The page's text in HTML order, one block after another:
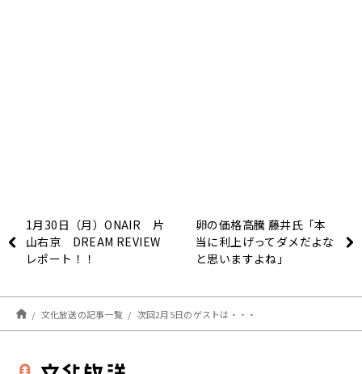
1月30日（月）ONAIR 片
山右京 DREAM REVIEW
レポート！！
卵の価格高騰 藤井氏「本
当に利上げってダメだよな
と思いますよね」
文化放送の記事一覧 次回2月5日のゲストは・・・